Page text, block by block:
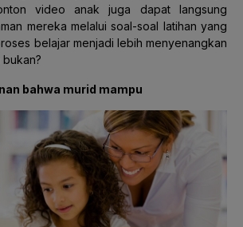
video anak juga dapat langsung
mereka melalui soal-soal latihan yang
belajar menjadi lebih menyenangkan
bahwa murid mampu